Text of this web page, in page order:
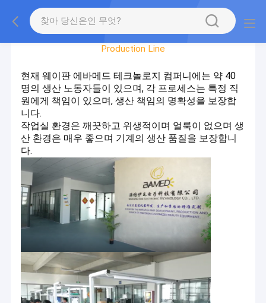
Factory Tour
Production Line
현재 웨이판 에바메드 테크놀로지 컴퍼니에는 약 40
명의 생산 노동자들이 있으며, 각 프로세스는 특정 직
원에게 책임이 있으며, 생산 책임의 명확성을 보장합
니다.
작업실 환경은 깨끗하고 위생적이며 얼룩이 없으며 생
산 환경은 매우 좋으며 기계의 생산 품질을 보장합니
다.